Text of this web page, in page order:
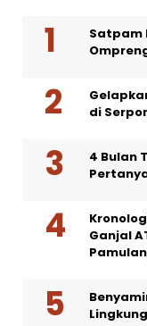
Satpam
di
4 Bulan
Ganjal